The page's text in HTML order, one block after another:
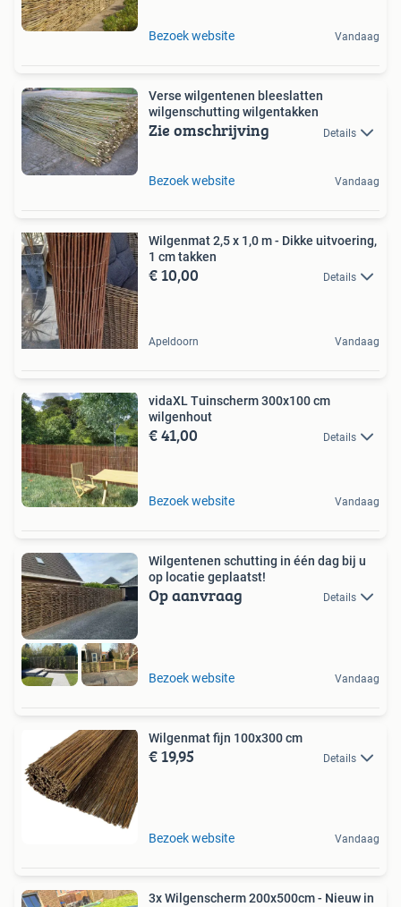
Bezoek website Vandaag
Verse wilgentenen bleeslatten
wilgenschutting wilgentakken
Zie omschrijving Details
Bezoek website Vandaag
Wilgenmat 2,5 x 1,0 m - Dikke uitvoering,
1 cm takken
€ 10,00 Details
Apeldoorn Vandaag
vidaXL Tuinscherm 300x100 cm
wilgenhout
€ 41,00 Details
Bezoek website Vandaag
Wilgentenen schutting in één dag bij u
op locatie geplaatst!
Op aanvraag Details
Bezoek website Vandaag
Wilgenmat fijn 100x300 cm
€ 19,95 Details
Bezoek website Vandaag
3x Wilgenscherm 200x500cm - Nieuw in